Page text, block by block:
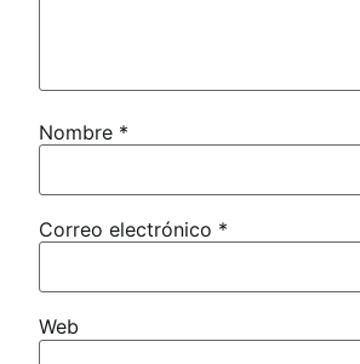
Nombre *
Correo electrónico *
Web